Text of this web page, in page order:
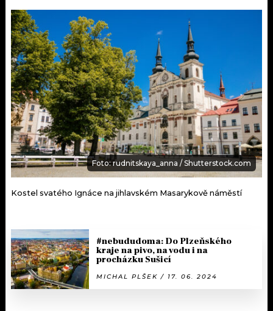
Foto: rudnitskaya_anna / Shutterstock.com
Kostel svatého Ignáce na jihlavském Masarykově náměstí
#nebududoma: Do Plzeňského
kraje na pivo, na vodu i na
procházku Sušicí
MICHAL PLŠEK / 17. 06. 2024